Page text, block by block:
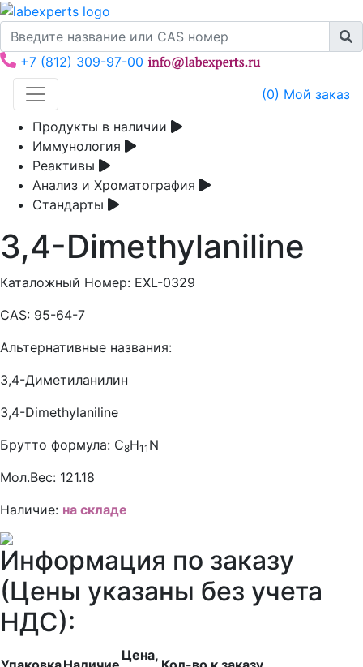
+7 (812) 309-97-00
(0) Мой заказ
Продукты в наличии
Иммунология
Реактивы
Анализ и Хроматография
Стандарты
3,4-Dimethylaniline
Каталожный Номер: EXL-0329
CAS: 95-64-7
Альтернативные названия:
3,4-Диметиланилин
3,4-Dimethylaniline
Брутто формула: C8H11 N
Мол.Вес: 121.18
Наличие: на складе
Информация по заказу
(Цены указаны без учета
НДС):
Цена,